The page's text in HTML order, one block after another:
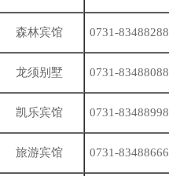
森林宾馆 0731-83488288
龙须别墅 0731-83488088
凯乐宾馆 0731-83488998
旅游宾馆 0731-83488666